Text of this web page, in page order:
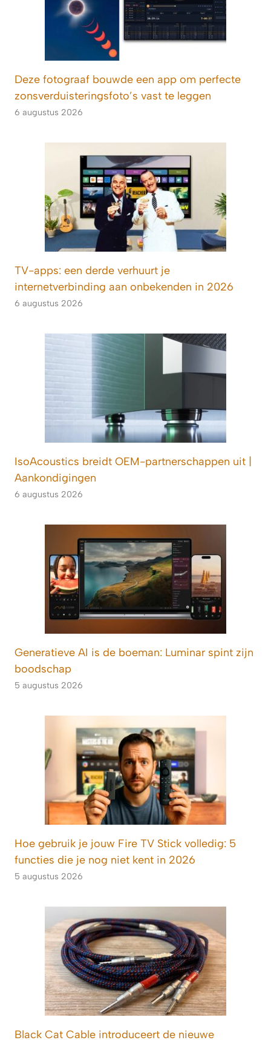
Deze fotograaf bouwde een app om perfecte
zonsverduisteringsfoto’s vast te leggen
6 augustus 2026
TV-apps: een derde verhuurt je
internetverbinding aan onbekenden in 2026
6 augustus 2026
IsoAcoustics breidt OEM-partnerschappen uit |
Aankondigingen
6 augustus 2026
Generatieve AI is de boeman: Luminar spint zijn
boodschap
5 augustus 2026
Hoe gebruik je jouw Fire TV Stick volledig: 5
functies die je nog niet kent in 2026
5 augustus 2026
Black Cat Cable introduceert de nieuwe